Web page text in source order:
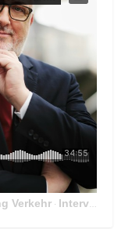
Verkehr· Interview Mit Andreas Matthä, CEO der ÖBB Holding